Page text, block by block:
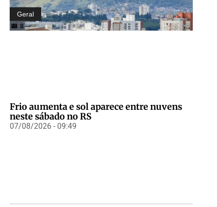
Geral
Frio aumenta e sol aparece entre nuvens
neste sábado no RS
07/08/2026 - 09:49